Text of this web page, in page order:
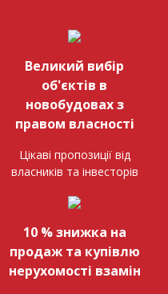
Великий вибір
об'єктів в
новобудовах з
правом власності
Цікаві пропозиції від
власників та інвесторів
10 % знижка на
продаж та купівлю
нерухомості взамін